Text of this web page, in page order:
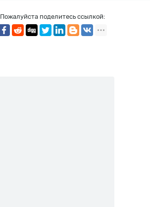
Пожалуйста поделитесь ссылкой: